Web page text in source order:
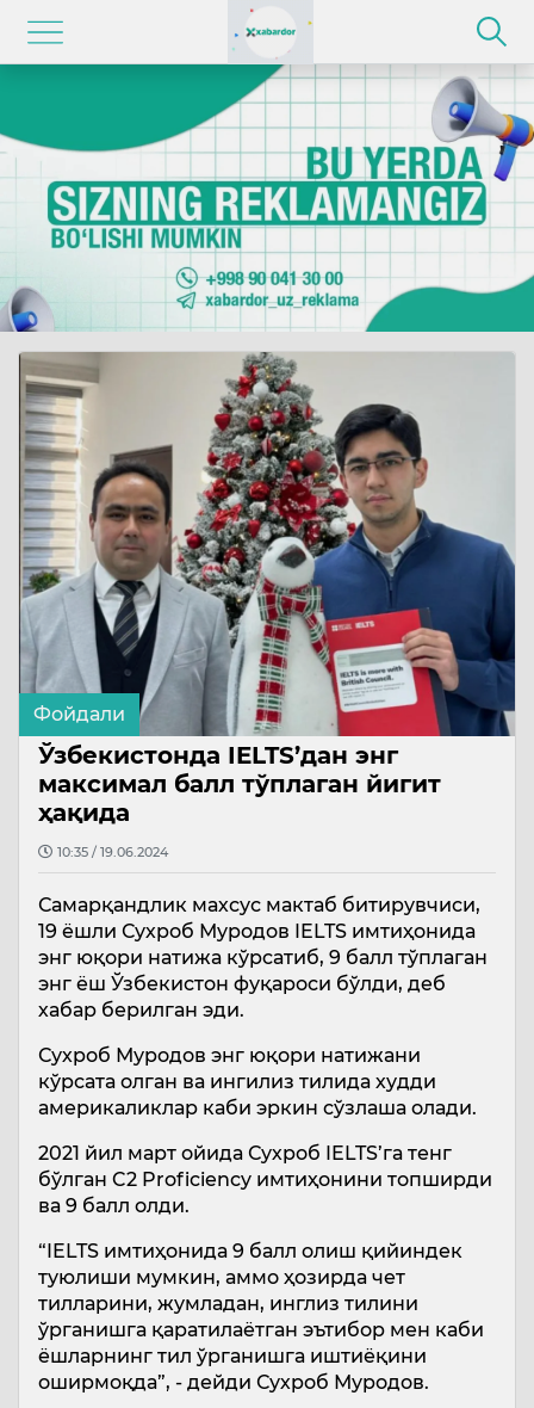
Фойдали
Ўзбекистонда IELTS’дан энг
максимал балл тўплаган йигит
ҳақида
10:35 / 19.06.2024
Самарқандлик махсус мактаб битирувчиси,
19 ёшли Сухроб Муродов IELTS имтиҳонида
энг юқори натижа кўрсатиб, 9 балл тўплаган
энг ёш Ўзбекистон фуқароси бўлди, деб
хабар берилган эди.
Сухроб Муродов энг юқори натижани
кўрсата олган ва ингилиз тилида худди
америкаликлар каби эркин сўзлаша олади.
2021 йил март ойида Сухроб IELTS’га тенг
бўлган C2 Proficiency имтиҳонини топширди
ва 9 балл олди.
“IELTS имтиҳонида 9 балл олиш қийиндек
туюлиши мумкин, аммо ҳозирда чет
тилларини, жумладан, инглиз тилини
ўрганишга қаратилаётган эътибор мен каби
ёшларнинг тил ўрганишга иштиёқини
оширмоқда”, - дейди Сухроб Муродов.